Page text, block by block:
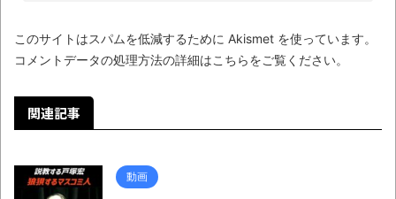
このサイトはスパムを低減するために Akismet を使っています。
コメントデータの処理方法の詳細はこちらをご覧ください。
関連記事
動画